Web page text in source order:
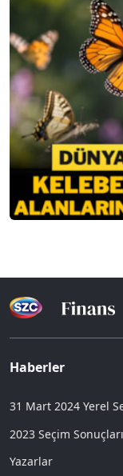
Haberler
31 Mart 2024 Yerel
2023 Seçim Sonuçları
Yazarlar